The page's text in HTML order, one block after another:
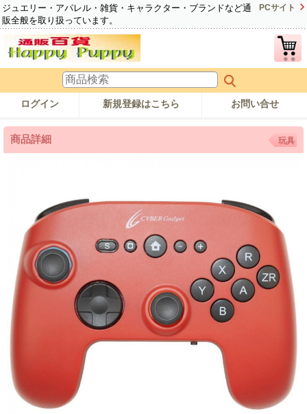
ジュエリー・アパレル・雑貨・キャラクター・ブランドなど通
販全般を取り扱っています。
PCサイト
ログイン 新規登録はこちら お問い合せ
商品詳細 玩具